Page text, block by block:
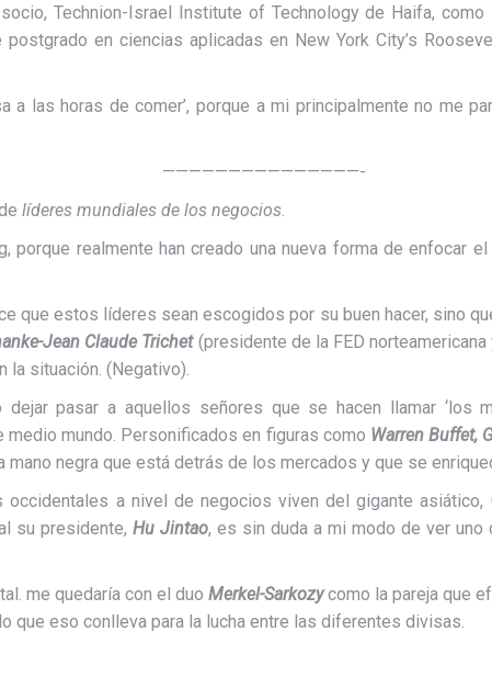
Technion-Israel Institute of Technology de Haifa,
en ciencias aplicadas en New York City’s
a las horas de comer’, porque a mi principalmente no me
———————————————-
líderes mundiales de los negocios.
porque realmente han creado una nueva forma de enfocar
que estos líderes sean escogidos por su buen hacer, sino
Jean Claude Trichet (presidente de la FED
la situación. (Negativo).
dejar pasar a aquellos señores que se hacen llamar ‘los
mundo. Personificados en figuras como Warren Buffet,
negra que está detrás de los mercados y que se
a nivel de negocios viven del gigante
su presidente, Hu Jintao, es sin duda a mi modo de ver uno
me quedaría con el duoMerkel-Sarkozycomo la pareja que
que eso conlleva para la lucha entre las diferentes divisas.